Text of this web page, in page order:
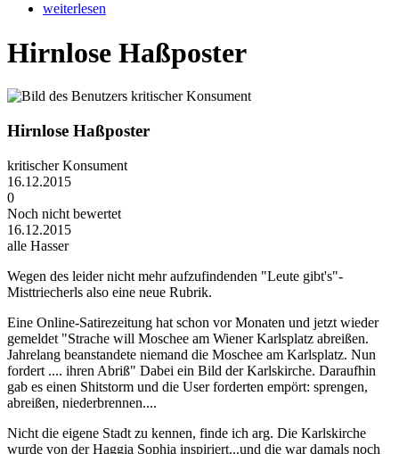
weiterlesen
Hirnlose Haßposter
Hirnlose Haßposter
kritischer Konsument
16.12.2015
0
Noch nicht bewertet
16.12.2015
alle Hasser
Wegen des leider nicht mehr aufzufindenden "Leute gibt's"-
Misttriecherls also eine neue Rubrik.
Eine Online-Satirezeitung hat schon vor Monaten und jetzt wieder
gemeldet "Strache will Moschee am Wiener Karlsplatz abreißen.
Jahrelang beanstandete niemand die Moschee am Karlsplatz. Nun
fordert .... ihren Abriß" Dabei ein Bild der Karlskirche. Daraufhin
gab es einen Shitstorm und die User forderten empört: sprengen,
abreißen, niederbrennen....
Nicht die eigene Stadt zu kennen, finde ich arg. Die Karlskirche
wurde von der Haggia Sophia inspiriert...und die war damals noch